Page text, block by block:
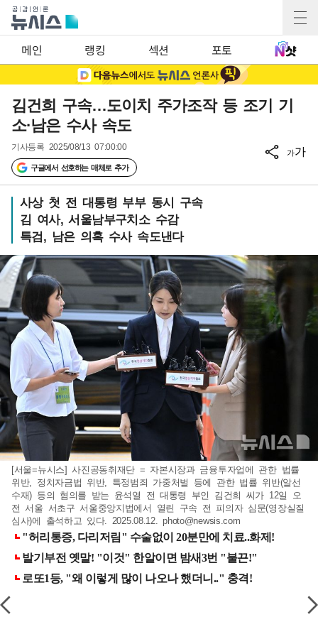
메인 랭킹 섹션 포토
김건희 구속…도이치 주가조작 등 조기 기
소·남은 수사 속도
기사등록 2025/08/13 07:00:00
구글에서 선호하는 매체로 추가
가가
사상 첫 전 대통령 부부 동시 구속
김 여사, 서울남부구치소 수감
특검, 남은 의혹 수사 속도낸다
[서울=뉴시스] 사진공동취재단 = 자본시장과 금융투자업에 관한 법률
위반, 정치자금법 위반, 특정범죄 가중처벌 등에 관한 법률 위반(알선
수재) 등의 혐의를 받는 윤석열 전 대통령 부인 김건희 씨가 12일 오
전 서울 서초구 서울중앙지법에서 열린 구속 전 피의자 심문(영장실질
심사)에 출석하고 있다. 2025.08.12.photo@newsis.com